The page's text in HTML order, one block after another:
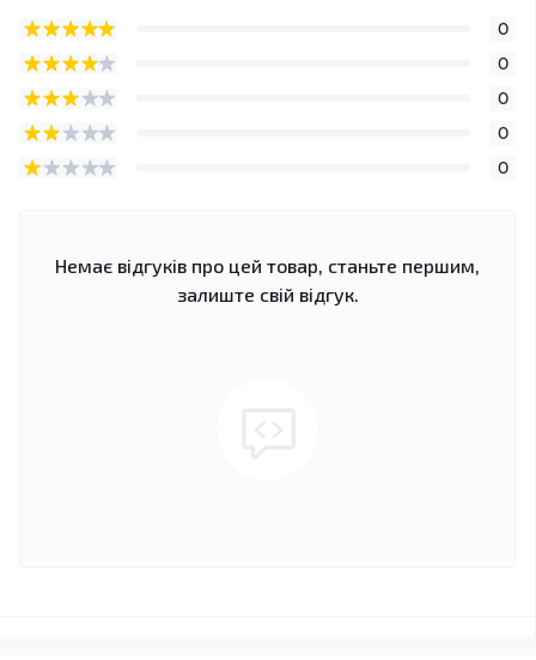
0
0
0
0
0
Немає відгуків про цей товар, станьте першим,
залиште свій відгук.